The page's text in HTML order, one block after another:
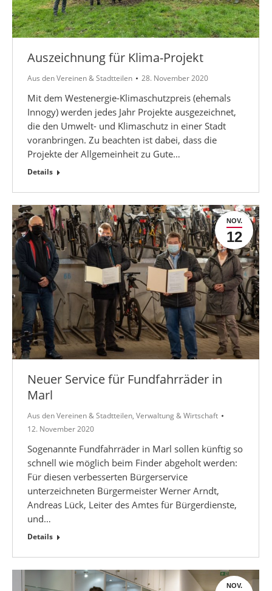
Auszeichnung für Klima-Projekt
Aus den Vereinen & Stadtteilen 28. November 2020
Mit dem Westenergie-Klimaschutzpreis (ehemals
Innogy) werden jedes Jahr Projekte ausgezeichnet,
die den Umwelt- und Klimaschutz in einer Stadt
voranbringen. Zu beachten ist dabei, dass die
Projekte der Allgemeinheit zu Gute…
Details
NOV.
12
Neuer Service für Fundfahrräder in
Marl
Aus den Vereinen & Stadtteilen, Verwaltung & Wirtschaft
12. November 2020
Sogenannte Fundfahrräder in Marl sollen künftig so
schnell wie möglich beim Finder abgeholt werden:
Für diesen verbesserten Bürgerservice
unterzeichneten Bürgermeister Werner Arndt,
Andreas Lück, Leiter des Amtes für Bürgerdienste,
und…
Details
NOV.